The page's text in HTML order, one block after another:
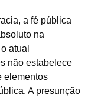
a fé pública
na
atual
não estabelece
elementos
A presunção